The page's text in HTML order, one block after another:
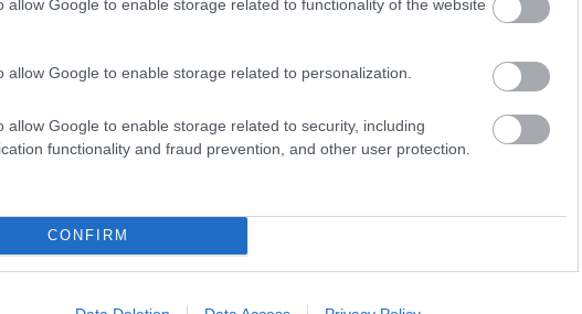
allow Google to enable storage related to functionality of the website
allow Google to enable storage related to personalization.
allow Google to enable storage related to security, including
functionality and fraud prevention, and other user protection.
CONFIRM
összeállítás, de szerintünk valami
szín, és Rita Ora olyan benne,
elszabták. Vagy neked tetszik?
Pinterest
megtaláld a glamour.hu